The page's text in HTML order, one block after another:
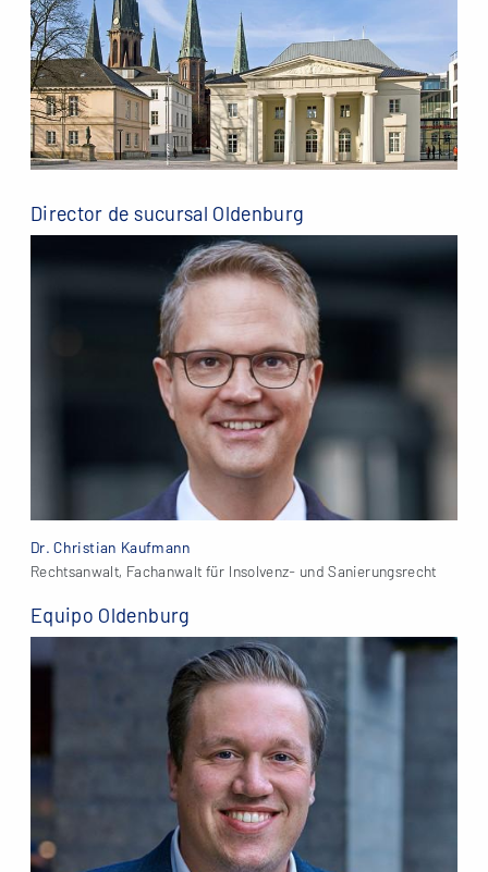
Director de sucursal Oldenburg
Dr. Christian Kaufmann
Rechtsanwalt, Fachanwalt für Insolvenz- und Sanierungsrecht
Equipo Oldenburg